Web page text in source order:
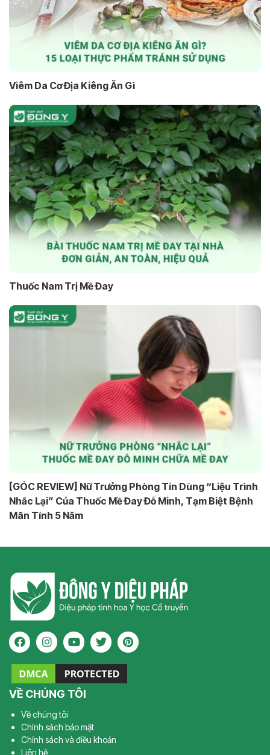
Viêm Da Cơ Địa Kiêng Ăn Gì
Thuốc Nam Trị Mề Đay
[GÓC REVIEW] Nữ Trưởng Phòng Tin Dùng “Liệu Trình
Nhắc Lại” Của Thuốc Mề Đay Đỗ Minh, Tạm Biệt Bệnh
Mãn Tính 5 Năm
VỀ CHÚNG TÔI
Về chúng tôi
Chính sách bảo mật
Chính sách và điều khoản
Liên hệ